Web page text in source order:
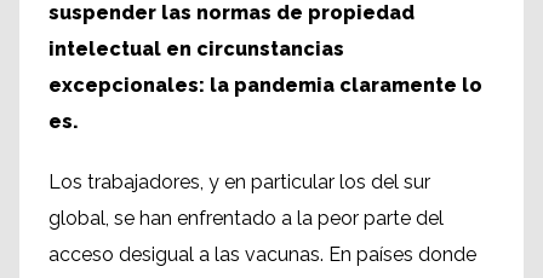
suspender las normas de propiedad
intelectual en circunstancias
excepcionales: la pandemia claramente lo
es.
Los trabajadores, y en particular los del sur
global, se han enfrentado a la peor parte del
acceso desigual a las vacunas. En países donde